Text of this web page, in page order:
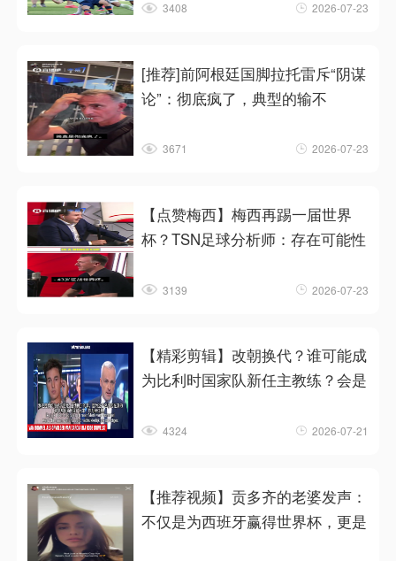
3408 2026-07-23
[推荐]前阿根廷国脚拉托雷斥“阴谋
论”：彻底疯了，典型的输不
3671 2026-07-23
【点赞梅西】梅西再踢一届世界
杯？TSN足球分析师：存在可能性
3139 2026-07-23
【精彩剪辑】改朝换代？谁可能成
为比利时国家队新任主教练？会是
4324 2026-07-21
【推荐视频】贡多齐的老婆发声：
不仅是为西班牙赢得世界杯，更是